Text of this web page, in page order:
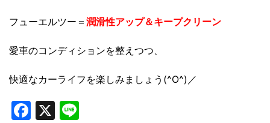
フューエルツー＝ 潤滑性アップ＆キープクリーン
愛車のコンディションを整えつつ、
快適なカーライフを楽しみましょう(^O^)／
Facebook
X